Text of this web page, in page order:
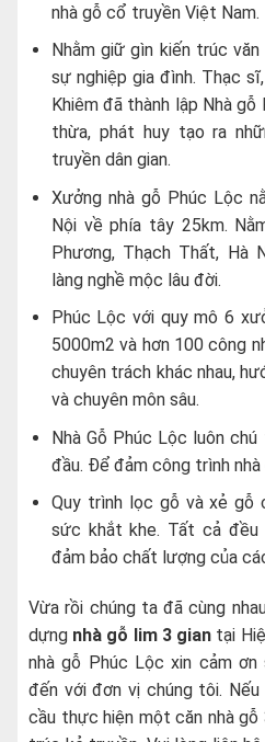
nhà gỗ cổ truyền Việt Nam.
Nhằm giữ gìn kiến trúc
sự nghiệp gia đình. Thạc
Khiêm đã thành lập Nhà
thừa, phát huy tạo ra
truyền dân gian.
Xưởng nhà gỗ Phúc Lộc
Nội về phía tây 25km.
Phương, Thạch Thất, Hà
làng nghề mộc lâu đời.
Phúc Lộc với quy mô 6
5000m2 và hơn 100 công
chuyên trách khác nhau,
và chuyên môn sâu.
Nhà Gỗ Phúc Lộc luôn
đầu. Để đảm công trình
Quy trình lọc gỗ và xẻ gỗ
sức khắt khe. Tất cả
đảm bảo chất lượng của
Vừa rồi chúng ta đã cùng
dựng nhà gỗ lim 3 gian tại
nhà gỗ Phúc Lộc xin cảm
đến với đơn vị chúng tôi.
cầu thực hiện một căn nhà gỗ